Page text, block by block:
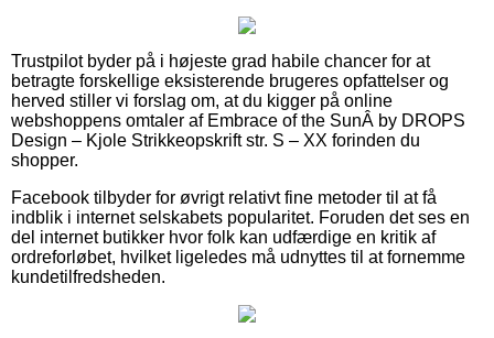
Trustpilot byder på i højeste grad habile chancer for at
betragte forskellige eksisterende brugeres opfattelser og
herved stiller vi forslag om, at du kigger på online
webshoppens omtaler af Embrace of the SunÂ by DROPS
Design – Kjole Strikkeopskrift str. S – XX forinden du
shopper.
Facebook tilbyder for øvrigt relativt fine metoder til at få
indblik i internet selskabets popularitet. Foruden det ses en
del internet butikker hvor folk kan udfærdige en kritik af
ordreforløbet, hvilket ligeledes må udnyttes til at fornemme
kundetilfredsheden.